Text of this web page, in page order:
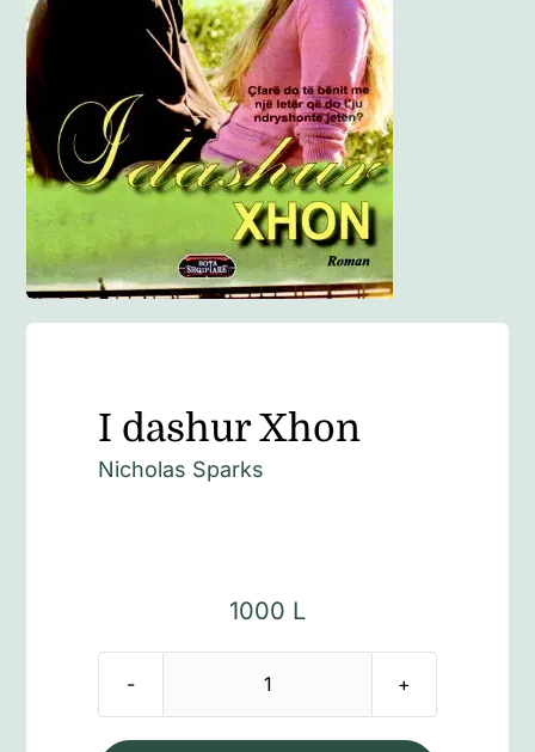
Anglisht
Ditarë
Evente
Blog
I dashur Xhon
Nicholas Sparks
1000 L
Sasi